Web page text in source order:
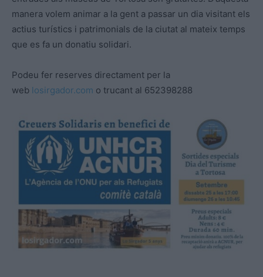
manera volem animar a la gent a passar un dia visitant els
actius turístics i patrimonials de la ciutat al mateix temps
que es fa un donatiu solidari.
Podeu fer reserves directament per la
web losirgador.com o trucant al 652398288